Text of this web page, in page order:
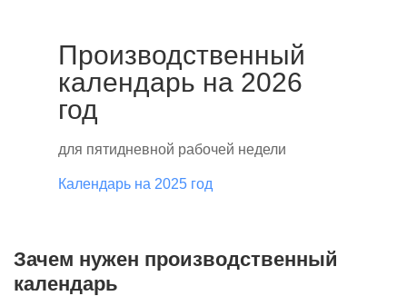
Производственный
календарь на 2026
год
для пятидневной рабочей недели
Календарь на 2025 год
Зачем нужен производственный
календарь